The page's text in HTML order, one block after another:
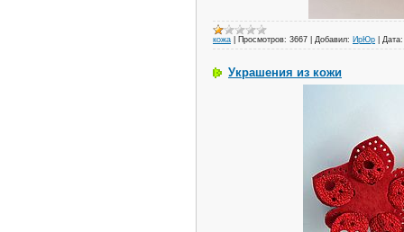
кожа Просмотров: 3667 Добавил: ИрЮр Дата:
Украшения из кожи